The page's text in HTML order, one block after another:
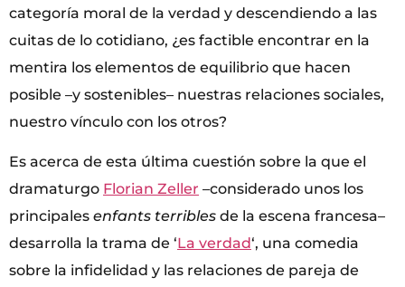
categoría moral de la verdad y descendiendo a las
cuitas de lo cotidiano, ¿es factible encontrar en la
mentira los elementos de equilibrio que hacen
posible –y sostenibles– nuestras relaciones sociales,
nuestro vínculo con los otros?
Es acerca de esta última cuestión sobre la que el
dramaturgo Florian Zeller –considerado unos los
principales enfants terribles de la escena francesa–
desarrolla la trama de ‘La verdad‘, una comedia
sobre la infidelidad y las relaciones de pareja de